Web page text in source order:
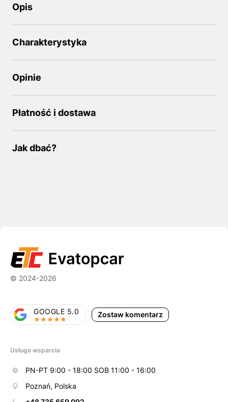
Opis
Charakterystyka
Opinie
Płatność i dostawa
Jak dbać?
© 2024-2026
Zostaw komentarz
GOOGLE 5.0
Usługa wsparcia
PN-PT 9:00 - 18:00 SOB 11:00 - 16:00
Poznań, Polska